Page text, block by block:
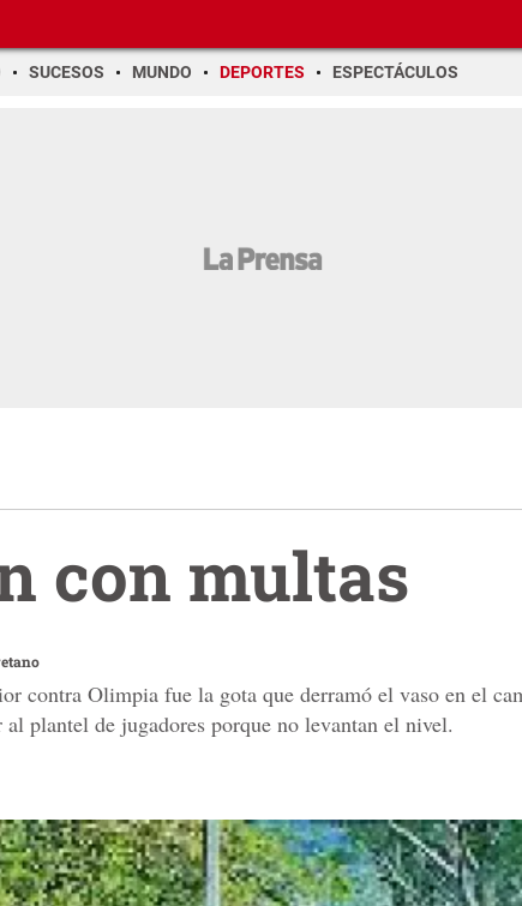
SUCESOS MUNDO DEPORTES ESPECTÁCULOS
con multas
contra Olimpia fue la gota que derramó el vaso en el
al plantel de jugadores porque no levantan el nivel.